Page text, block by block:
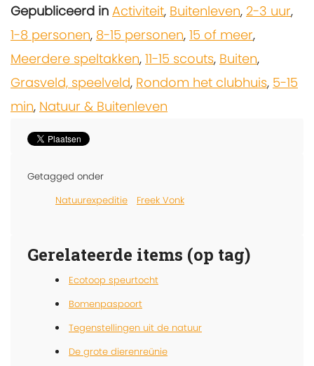
Gepubliceerd in Activiteit, Buitenleven, 2-3 uur,
1-8 personen, 8-15 personen, 15 of meer,
Meerdere speltakken, 11-15 scouts, Buiten,
Grasveld, speelveld, Rondom het clubhuis, 5-15
min, Natuur & Buitenleven
Getagged onder
Natuurexpeditie
Freek Vonk
Gerelateerde items (op tag)
Ecotoop speurtocht
Bomenpaspoort
Tegenstellingen uit de natuur
De grote dierenreünie